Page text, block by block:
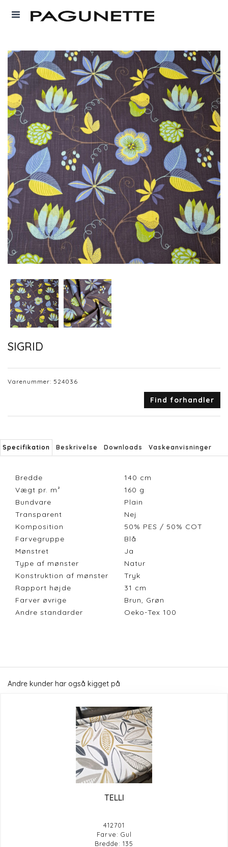
SIGRID
Varenummer: 524036
Find forhandler
Specifikation Beskrivelse Downloads Vaskeanvisninger
Bredde 140 cm
Vægt pr. m²
160 g
Bundvare
Plain
Transparent
Nej
Komposition
50% PES / 50% COT
Farvegruppe
Blå
Mønstret
Ja
Type af mønster
Natur
Konstruktion af mønster
Tryk
Rapport højde
31 cm
Farver øvrige
Brun, Grøn
Andre standarder
Oeko-Tex 100
Andre kunder har også kigget på
TELLI
412701
Farve: Gul
Bredde: 135